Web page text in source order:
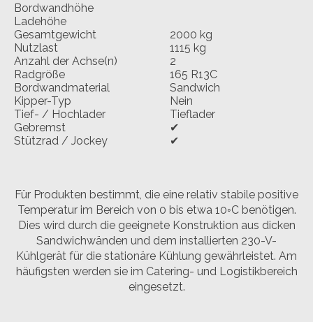
Bordwandhöhe
Ladehöhe
Gesamtgewicht
2000 kg
Nutzlast
1115 kg
Anzahl der Achse(n)
2
Radgröße
165 R13C
Bordwandmaterial
Sandwich
Kipper-Typ
Nein
Tief- / Hochlader
Tieflader
Gebremst
✔
Stützrad / Jockey
✔
Für Produkten bestimmt, die eine relativ stabile positive
Temperatur im Bereich von 0 bis etwa 10◦C benötigen.
Dies wird durch die geeignete Konstruktion aus dicken
Sandwichwänden und dem installierten 230-V-
Kühlgerät für die stationäre Kühlung gewährleistet. Am
häufigsten werden sie im Catering- und Logistikbereich
eingesetzt.